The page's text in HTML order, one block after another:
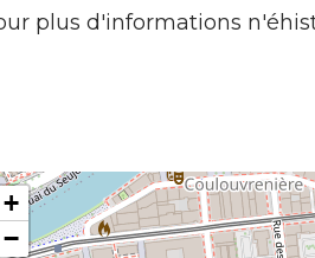
plus d'informations
+
−